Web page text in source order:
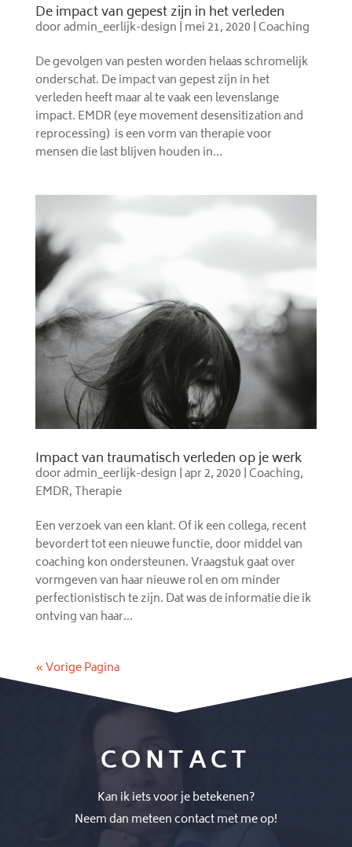
De impact van gepest zijn in het verleden
dooradmin_eerlijk-design | mei 21, 2020 |Coaching
De gevolgen van pesten worden helaas schromelijk
onderschat. De impact van gepest zijn in het
verleden heeft maar al te vaak een levenslange
impact. EMDR (eye movement desensitization and
reprocessing) is een vorm van therapie voor
mensen die last blijven houden in...
Impact van traumatisch verleden op je werk
dooradmin_eerlijk-design |apr 2, 2020 |Coaching,
EMDR,Therapie
Een verzoek van een klant. Of ik een collega, recent
bevordert tot een nieuwe functie, door middel van
coaching kon ondersteunen. Vraagstuk gaat over
vormgeven van haar nieuwe rol en om minder
perfectionistisch te zijn. Dat was de informatie die ik
ontving van haar...
« Vorige Pagina
CONTACT
Kan ik iets voor je betekenen?
Neem dan meteen contact met me op!